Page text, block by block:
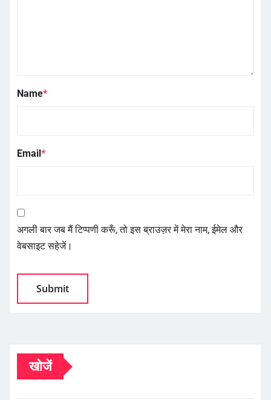
Name*
Email*
अगली बार जब मैं टिप्पणी करूँ, तो इस ब्राउज़र में मेरा नाम, ईमेल और
वेबसाइट सहेजें।
खोजें